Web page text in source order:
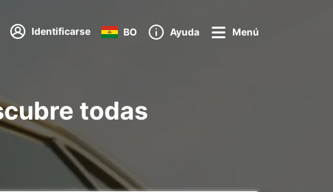
Identificarse BO Ayuda Menú
todas